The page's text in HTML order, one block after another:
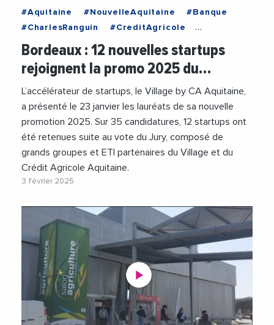
#Aquitaine #NouvelleAquitaine
#Banque
#CharlesRanguin
#CreditAgricole
#CreditAgricoleAquitaine
#VieDesEntreprises
#VillageByCAAquitaine
Bordeaux : 12 nouvelles startups
rejoignent la promo 2025 du…
L’accélérateur de startups, le Village by CA Aquitaine,
a présenté le 23 janvier les lauréats de sa nouvelle
promotion 2025. Sur 35 candidatures, 12 startups ont
été retenues suite au vote du Jury, composé de
grands groupes et ETI partenaires du Village et du
Crédit Agricole Aquitaine.
3 février 2025